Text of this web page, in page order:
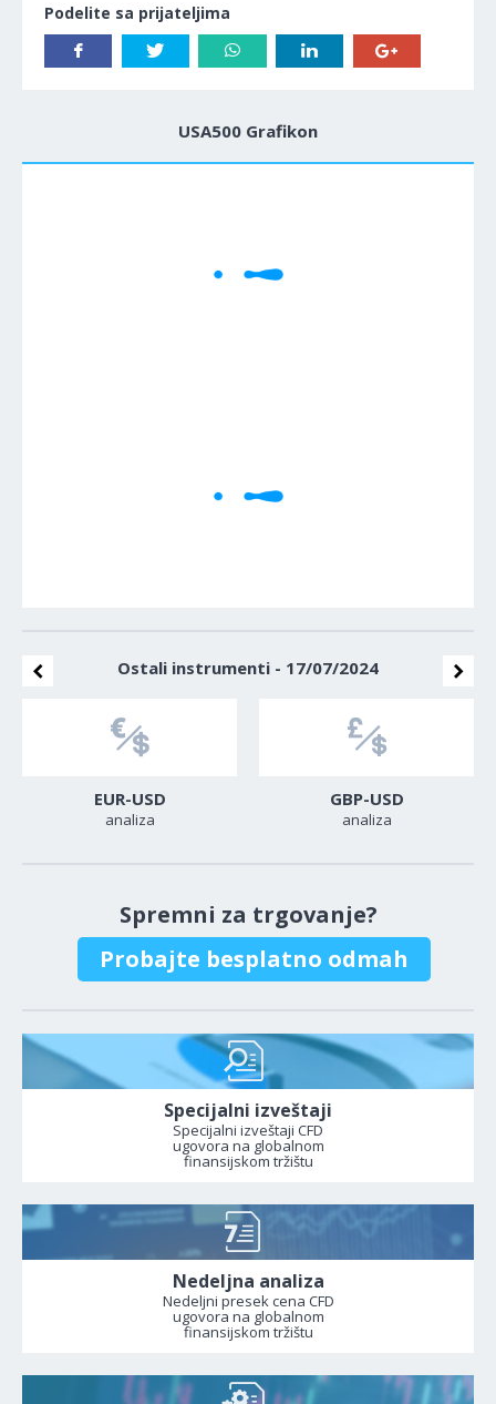
Podelite sa prijateljima
USA500 Grafikon
Ostali instrumenti - 17/07/2024
EUR-USD
analiza
GBP-USD
analiza
Spremni za trgovanje?
Probajte besplatno odmah
Specijalni izveštaji
Specijalni izveštaji CFD
ugovora na globalnom
finansijskom tržištu
Nedeljna analiza
Nedeljni presek cena CFD
ugovora na globalnom
finansijskom tržištu